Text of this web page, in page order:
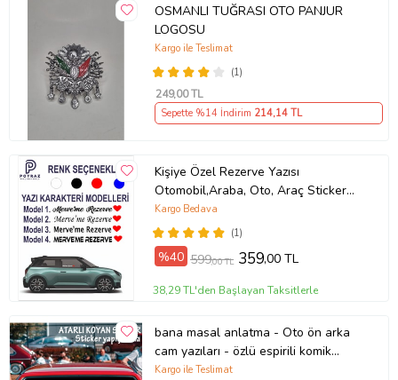
OSMANLI TUĞRASI OTO PANJUR
LOGOSU
(1)
Kargo ile Teslimat
249,00 TL
Sepette %14 İndirim 214,14 TL
Kişiye Özel Rezerve Yazısı
Otomobil,Araba, Oto, Araç Sticker
(Parlak Beyaz)
(1)
Kargo Bedava
%40 599,00 TL 359,00 TL
38,29 TL'den Başlayan Taksitlerle
bana masal anlatma - Oto ön arka
cam yazıları - özlü espirili komik
türkçe koyan sözler
Kargo ile Teslimat